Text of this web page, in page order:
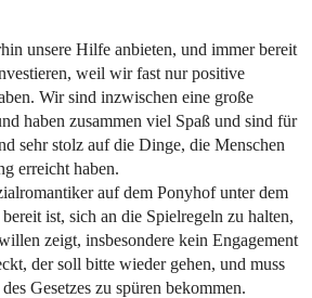
unsere Hilfe anbieten, und immer bereit
weil wir fast nur positive
Wir sind inzwischen eine große
haben zusammen viel Spaß und sind für
sehr stolz auf die Dinge, die Menschen
erreicht haben.
auf dem Ponyhof unter dem
ist, sich an die Spielregeln zu halten,
zeigt, insbesondere kein Engagement
der soll bitte wieder gehen, und muss
Gesetzes zu spüren bekommen.